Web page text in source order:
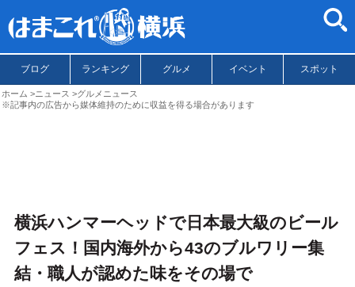
ブログ ランキング グルメ イベント スポット
ホーム ニュース
グルメニュース
※記事内の広告から媒体維持のために収益を得る場合があります
横浜ハンマーヘッドで日本最大級のビール
フェス！国内海外から43のブルワリー集
結・職人が認めた味をその場で